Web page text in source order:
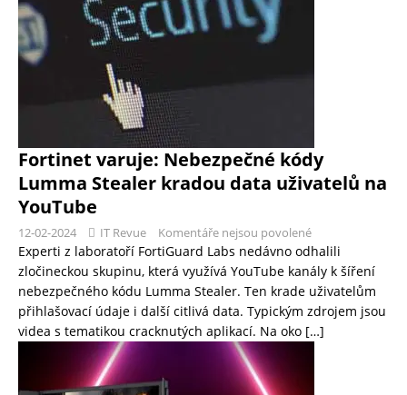
Fortinet varuje: Nebezpečné kódy
Lumma Stealer kradou data uživatelů na
YouTube
12-02-2024 IT Revue Komentáře nejsou povolené
Experti z laboratoří FortiGuard Labs nedávno odhalili
zločineckou skupinu, která využívá YouTube kanály k šíření
nebezpečného kódu Lumma Stealer. Ten krade uživatelům
přihlašovací údaje i další citlivá data. Typickým zdrojem jsou
videa s tematikou cracknutých aplikací. Na oko […]